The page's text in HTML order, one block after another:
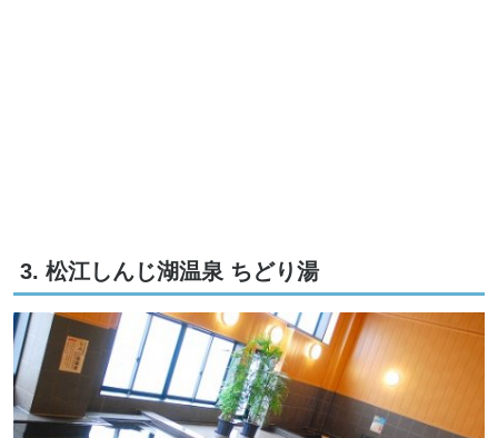
3. 松江しんじ湖温泉 ちどり湯